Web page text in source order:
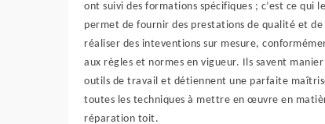
ont suivi des formations spécifiques ; c’est ce qui
permet de fournir des prestations de qualité et de
réaliser des inteventions sur mesure,
aux règles et normes en vigueur. Ils savent
outils de travail et détiennent une parfaite
toutes les techniques à mettre en œuvre en
réparation toit.